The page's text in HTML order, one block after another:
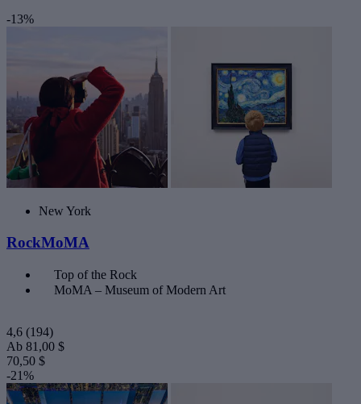
-13%
New York
RockMoMA
Top of the Rock
MoMA – Museum of Modern Art
4,6 (194)
Ab 81,00 $
70,50 $
-21%